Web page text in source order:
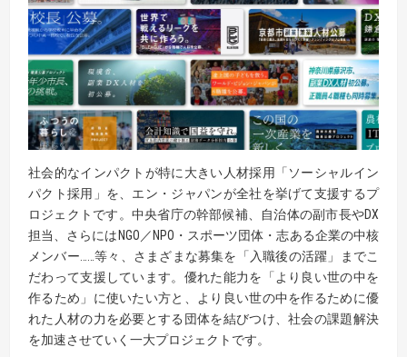
社会的なインパクトが特に大きい人材採用「ソーシャルイン
パクト採用」を、エン・ジャパンが全社を挙げて支援するプ
ロジェクトです。中央省庁の幹部候補、自治体の副市長やDX
担当、さらにはNGO／NPO・スポーツ団体・志ある企業の中核
メンバー……等々、さまざまな募集を「入職後の活躍」までこ
だわって支援しています。優れた能力を「より良い世の中を
作るため」に使いたい方と、より良い世の中を作るために優
れた人材の力を必要とする団体を結びつけ、社会の課題解決
を加速させていく一大プロジェクトです。